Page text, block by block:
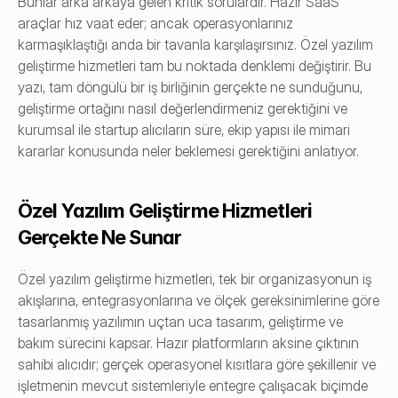
araçlar hız vaat eder; ancak operasyonlarınız
karmaşıklaştığı anda bir tavanla karşılaşırsınız. Özel yazılım
geliştirme hizmetleri tam bu noktada denklemi değiştirir. Bu
yazı, tam döngülü bir iş birliğinin gerçekte ne sunduğunu,
geliştirme ortağını nasıl değerlendirmeniz gerektiğini ve
kurumsal ile startup alıcıların süre, ekip yapısı ile mimari
kararlar konusunda neler beklemesi gerektiğini anlatıyor.
Özel Yazılım Geliştirme Hizmetleri
Gerçekte Ne Sunar
Özel yazılım geliştirme hizmetleri, tek bir organizasyonun iş
akışlarına, entegrasyonlarına ve ölçek gereksinimlerine göre
tasarlanmış yazılımın uçtan uca tasarım, geliştirme ve
bakım sürecini kapsar. Hazır platformların aksine çıktının
sahibi alıcıdır; gerçek operasyonel kısıtlara göre şekillenir ve
işletmenin mevcut sistemleriyle entegre çalışacak biçimde